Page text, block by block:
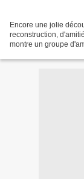
Encore une jolie
reconstruction,
montre un groupe